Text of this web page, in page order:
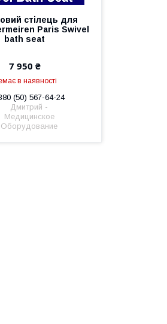
стілець для
Paris Swivel
bath seat
7 950 ₴
в наявності
(50) 567-64-24
Дмитрий -
Медицинское
Оборудование